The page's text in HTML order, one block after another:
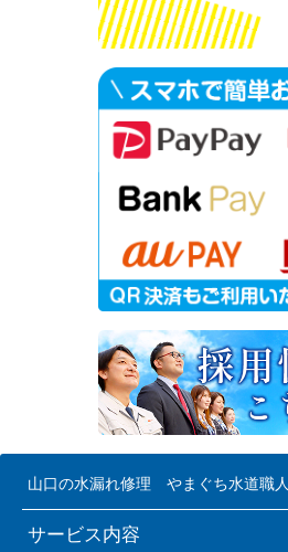
山口の水漏れ修理 やまぐち水道職人
サービス内容